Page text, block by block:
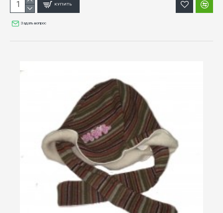
КУПИТЬ
Задать вопрос